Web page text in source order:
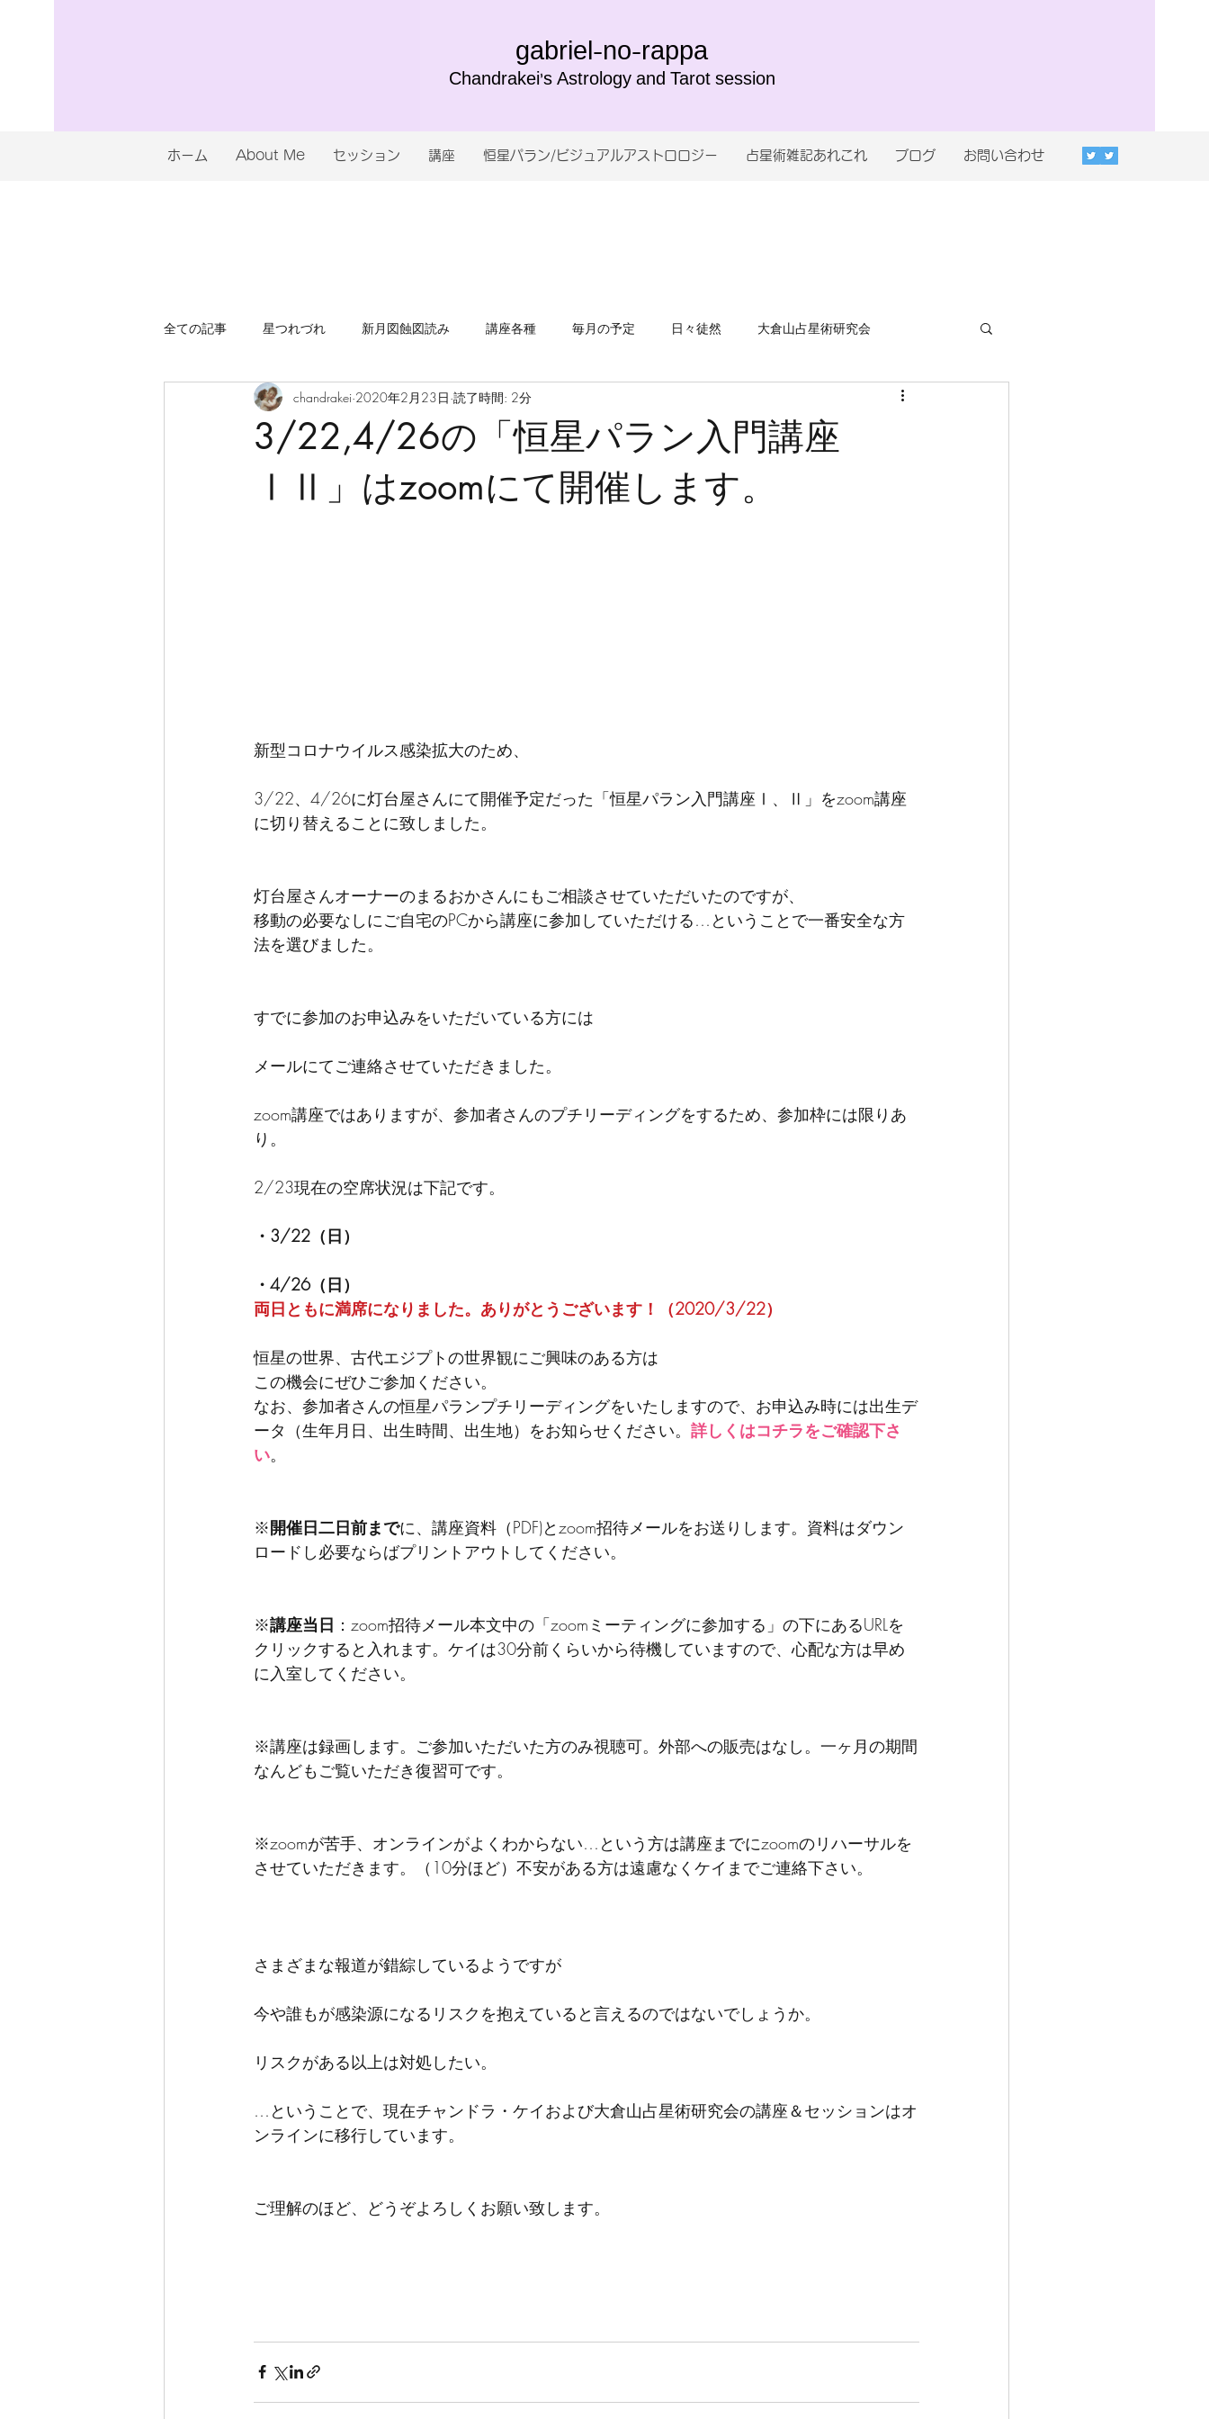
gabriel-no-rappa
Chandrakei's Astrology and Tarot session
ホーム About Me セッション 講座 恒星パラン/ビジュアルアストロロジー 占星術雑記あれこれ ブログ お問い合わせ
全ての記事 星つれづれ 新月図蝕図読み 講座各種 毎月の予定 日々徒然 大倉山占星術研究会
陰ヨガ（YinYoga タロットつれづれ お知らせ
3/22,4/26の「恒星パラン入門講座
ⅠⅡ」はzoomにて開催します。
chandrakei 2020年2月23日 読了時間: 2分
新型コロナウイルス感染拡大のため、
3/22、4/26に灯台屋さんにて開催予定だった「恒星パラン入門講座Ⅰ、Ⅱ」をzoom講座
に切り替えることに致しました。
灯台屋さんオーナーのまるおかさんにもご相談させていただいたのですが、
移動の必要なしにご自宅のPCから講座に参加していただける…ということで一番安全な方
法を選びました。
すでに参加のお申込みをいただいている方には
メールにてご連絡させていただきました。
zoom講座ではありますが、参加者さんのプチリーディングをするため、参加枠には限りあ
り。
2/23現在の空席状況は下記です。
・3/22（日）
・4/26（日）
両日ともに満席になりました。ありがとうございます！（2020/3/22）
恒星の世界、古代エジプトの世界観にご興味のある方は
この機会にぜひご参加ください。
なお、参加者さんの恒星パランプチリーディングをいたしますので、お申込み時には出生デ
ータ（生年月日、出生時間、出生地）をお知らせください。 詳しくはコチラをご確認下さ
い。
※開催日二日前までに、講座資料（PDF)とzoom招待メールをお送りします。資料はダウン
ロードし必要ならばプリントアウトしてください。
※講座当日 ：zoom招待メール本文中の「zoomミーティングに参加する」の下にあるURLを
クリックすると入れます。ケイは30分前くらいから待機していますので、心配な方は早め
に入室してください。
※講座は録画します。ご参加いただいた方のみ視聴可。外部への販売はなし。一ヶ月の期間
なんどもご覧いただき復習可です。
※zoomが苦手、オンラインがよくわからない…という方は講座までにzoomのリハーサルを
させていただきます。（10分ほど）不安がある方は遠慮なくケイまでご連絡下さい。
さまざまな報道が錯綜しているようですが
今や誰もが感染源になるリスクを抱えていると言えるのではないでしょうか。
リスクがある以上は対処したい。
…ということで、現在チャンドラ・ケイおよび大倉山占星術研究会の講座＆セッションはオ
ンラインに移行しています。
ご理解のほど、どうぞよろしくお願い致します。